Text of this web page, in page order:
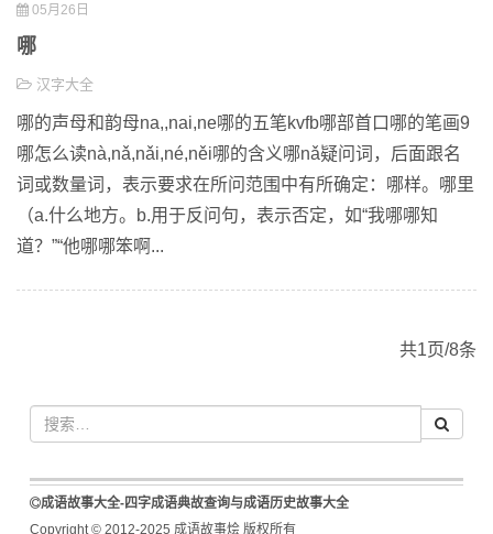
05月26日
哪
汉字大全
哪的声母和韵母na,,nai,ne哪的五笔kvfb哪部首口哪的笔画9
哪怎么读nà,nǎ,nǎi,né,něi哪的含义哪nǎ疑问词，后面跟名
词或数量词，表示要求在所问范围中有所确定：哪样。哪里
（a.什么地方。b.用于反问句，表示否定，如“我哪哪知
道？”“他哪哪笨啊...
共1页/8条
成语故事大全-四字成语典故查询与成语历史故事大全
Copyright © 2012-2025 成语故事烩 版权所有